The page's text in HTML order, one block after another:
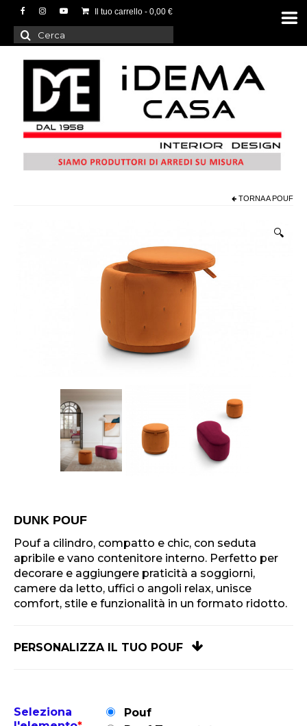
Il tuo carrello - 0,00 €
Cerca:
TORNA A POUF
🔍
DUNK POUF
Pouf a cilindro, compatto e chic, con seduta
apribile e vano contenitore interno. Perfetto per
decorare e aggiungere praticità a soggiorni,
camere da letto, uffici o angoli relax, unisce
comfort, stile e funzionalità in un formato ridotto.
PERSONALIZZA IL TUO POUF
Seleziona
Pouf